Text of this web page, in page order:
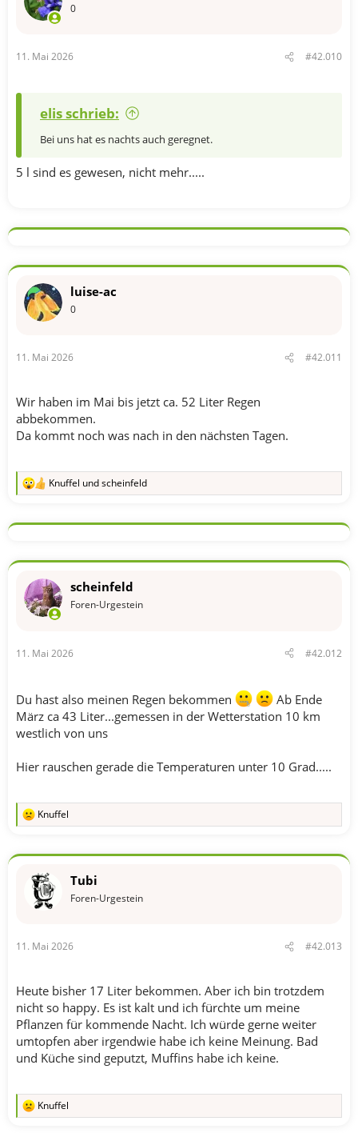
0
11. Mai 2026 #42.010
elis schrieb:
Bei uns hat es nachts auch geregnet.
5 l sind es gewesen, nicht mehr.....
luise-ac
0
11. Mai 2026 #42.011
Wir haben im Mai bis jetzt ca. 52 Liter Regen
abbekommen.
Da kommt noch was nach in den nächsten Tagen.
R
k
o
e
n
Knuffel undscheinfeld
scheinfeld
Foren-Urgestein
11. Mai 2026 #42.012
Du hast also meinen Regen bekommen
Ab Ende
März ca 43 Liter...gemessen in der Wetterstation 10 km
westlich von uns
Hier rauschen gerade die Temperaturen unter 10 Grad.....
R
k
:
Knuffel
Tubi
Foren-Urgestein
11. Mai 2026 #42.013
Heute bisher 17 Liter bekommen. Aber ich bin trotzdem
nicht so happy. Es ist kalt und ich fürchte um meine
Pflanzen für kommende Nacht. Ich würde gerne weiter
umtopfen aber irgendwie habe ich keine Meinung. Bad
und Küche sind geputzt, Muffins habe ich keine.
R
Knuffel